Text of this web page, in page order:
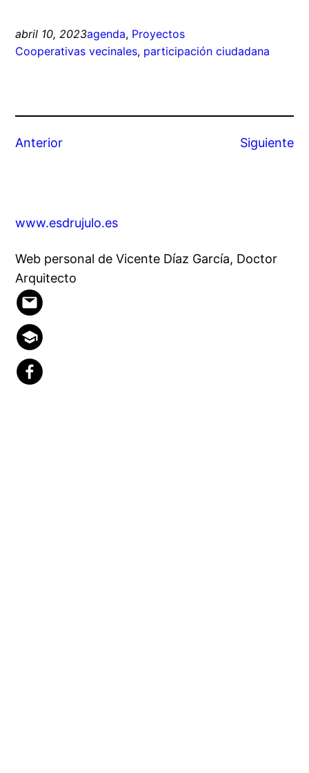
abril 10, 2023agenda, Proyectos
Cooperativas vecinales, participación ciudadana
Anterior Siguiente
www.esdrujulo.es
Web personal de Vicente Díaz García, Doctor
Arquitecto